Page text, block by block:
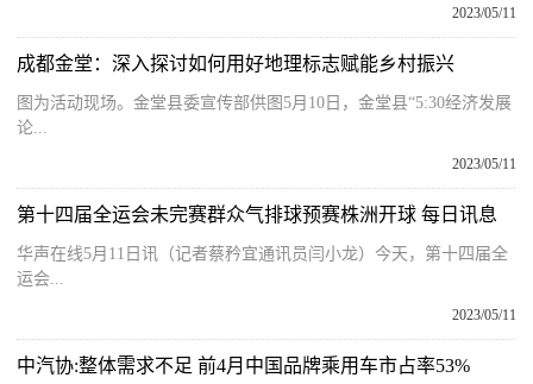
2023/05/11
成都金堂：深入探讨如何用好地理标志赋能乡村振兴
图为活动现场。金堂县委宣传部供图5月10日，金堂县“5:30经济发展
论...
2023/05/11
第十四届全运会未完赛群众气排球预赛株洲开球 每日讯息
华声在线5月11日讯（记者蔡矜宜通讯员闫小龙）今天，第十四届全
运会...
2023/05/11
中汽协:整体需求不足 前4月中国品牌乘用车市占率53%